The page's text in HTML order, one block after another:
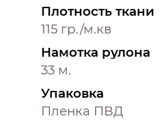
Плотность ткани
115 гр./м.кв
Намотка рулона
33 м.
Упаковка
Пленка ПВД